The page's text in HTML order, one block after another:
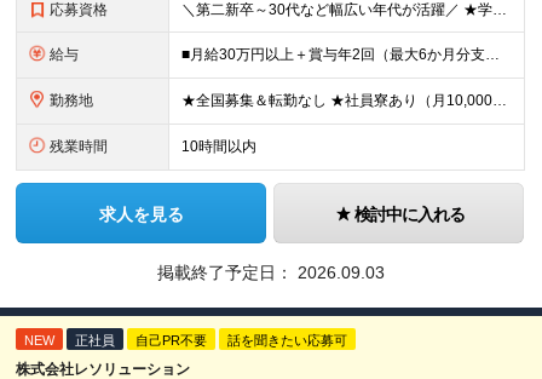
応募資格 ＼第二新卒～30代など幅広い年代が活躍／ ★学歴不問 ★第二新卒歓迎 社会保険や労務の知識は必要ありません。 業界未経験からスタートできます！ ＼優遇します！／ ★何かしらの営業経験をお持ちの方（
給与 ■月給30万円以上＋賞与年2回（最大6か月分支給実績あり）＋インセンティブ ★インセンティブ毎月支給 └最大で30～65万円を獲得する社員も └入社5年未満の社員の月平均インセンティブ15万円 ★社
勤務地 ★全国募集＆転勤なし ★社員寮あり（月10,000円～） ※勤務地による ★直行直帰OK ★車・自転車・バイク通勤OK ※一部事務所 【北海道・東北】 札幌事務所、仙台事務所 【関東】 大宮事務所
残業時間 10時間以内
求人を見る 検討中に入れる
掲載終了予定日： 2026.09.03
NEW 正社員 自己PR不要 話を聞きたい応募可
株式会社レソリューション